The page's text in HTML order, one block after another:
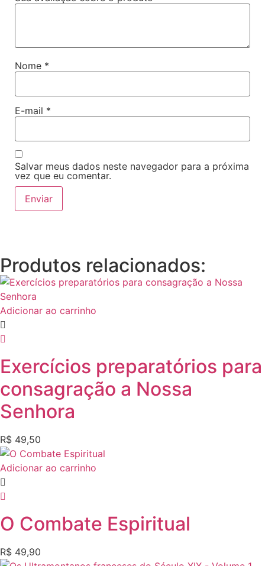
Nome *
E-mail *
Salvar meus dados neste navegador para a próxima
vez que eu comentar.
Produtos relacionados:
Adicionar ao carrinho
Exercícios preparatórios para
consagração a Nossa
Senhora
R$ 49,50
Adicionar ao carrinho
O Combate Espiritual
R$ 49,90